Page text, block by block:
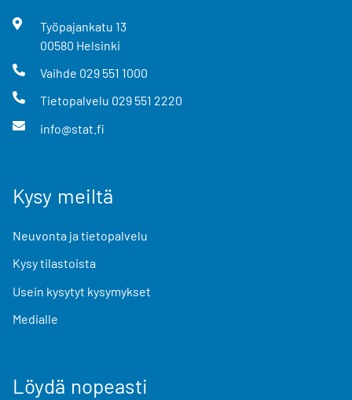
Työpajankatu 13
00580 Helsinki
Vaihde 029 551 1000
Tietopalvelu 029 551 2220
info@stat.fi
Kysy meiltä
Neuvonta ja tietopalvelu
Kysy tilastoista
Usein kysytyt kysymykset
Medialle
Löydä nopeasti